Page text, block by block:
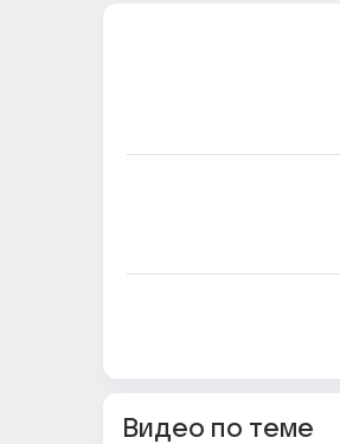
Видео по теме